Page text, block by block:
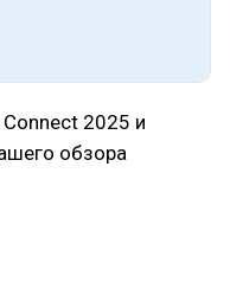
2025 и
обзора